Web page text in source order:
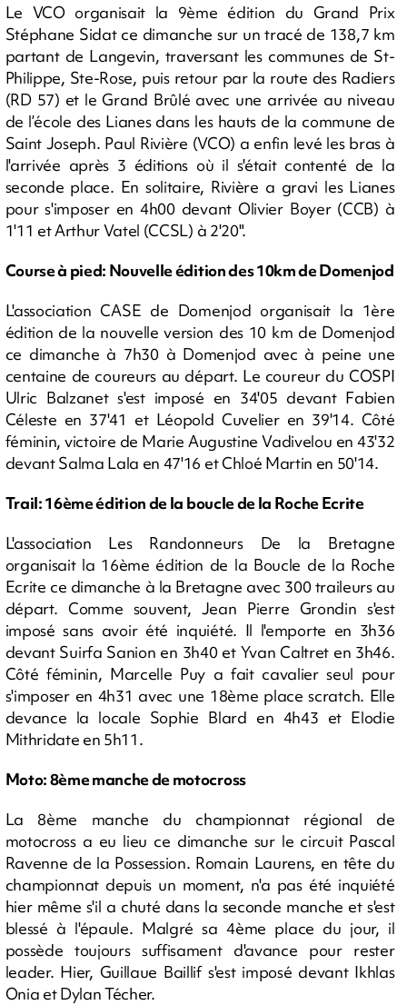
Le VCO organisait la 9ème édition du Grand Prix
Stéphane Sidat ce dimanche sur un tracé de 138,7 km
partant de Langevin, traversant les communes de St-
Philippe, Ste-Rose, puis retour par la route des Radiers
(RD 57) et le Grand Brûlé avec une arrivée au niveau
de l’école des Lianes dans les hauts de la commune de
Saint Joseph. Paul Rivière (VCO) a enfin levé les bras à
l'arrivée après 3 éditions où il s'était contenté de la
seconde place. En solitaire, Rivière a gravi les Lianes
pour s'imposer en 4h00 devant Olivier Boyer (CCB) à
1'11 et Arthur Vatel (CCSL) à 2'20".
Course à pied: Nouvelle édition des 10km de Domenjod
L'association CASE de Domenjod organisait la 1ère
édition de la nouvelle version des 10 km de Domenjod
ce dimanche à 7h30 à Domenjod avec à peine une
centaine de coureurs au départ. Le coureur du COSPI
Ulric Balzanet s'est imposé en 34'05 devant Fabien
Céleste en 37'41 et Léopold Cuvelier en 39'14. Côté
féminin, victoire de Marie Augustine Vadivelou en 43'32
devant Salma Lala en 47'16 et Chloé Martin en 50'14.
Trail: 16ème édition de la boucle de la Roche Ecrite
L'association Les Randonneurs De la Bretagne
organisait la 16ème édition de la Boucle de la Roche
Ecrite ce dimanche à la Bretagne avec 300 traileurs au
départ. Comme souvent, Jean Pierre Grondin s'est
imposé sans avoir été inquiété. Il l'emporte en 3h36
devant Suirfa Sanion en 3h40 et Yvan Caltret en 3h46.
Côté féminin, Marcelle Puy a fait cavalier seul pour
s'imposer en 4h31 avec une 18ème place scratch. Elle
devance la locale Sophie Blard en 4h43 et Elodie
Mithridate en 5h11.
Moto: 8ème manche de motocross
La 8ème manche du championnat régional de
motocross a eu lieu ce dimanche sur le circuit Pascal
Ravenne de la Possession. Romain Laurens, en tête du
championnat depuis un moment, n'a pas été inquiété
hier même s'il a chuté dans la seconde manche et s'est
blessé à l'épaule. Malgré sa 4ème place du jour, il
possède toujours suffisament d'avance pour rester
leader. Hier, Guillaue Baillif s'est imposé devant Ikhlas
Onia et Dylan Técher.